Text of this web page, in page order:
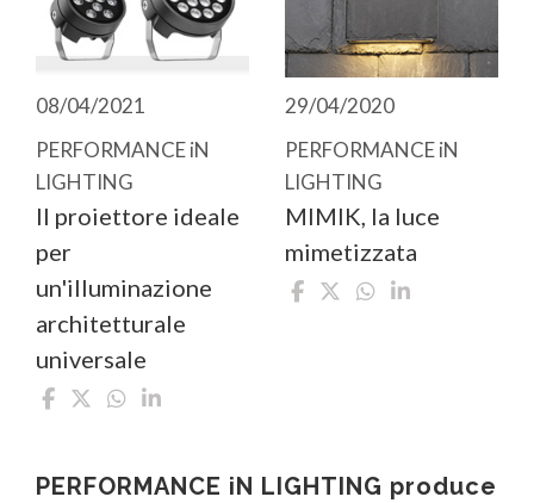
08/04/2021
PERFORMANCE iN
LIGHTING
Il proiettore ideale
per
un'illuminazione
architetturale
universale
29/04/2020
PERFORMANCE iN
LIGHTING
MIMIK, la luce
mimetizzata
PERFORMANCE iN LIGHTING produce